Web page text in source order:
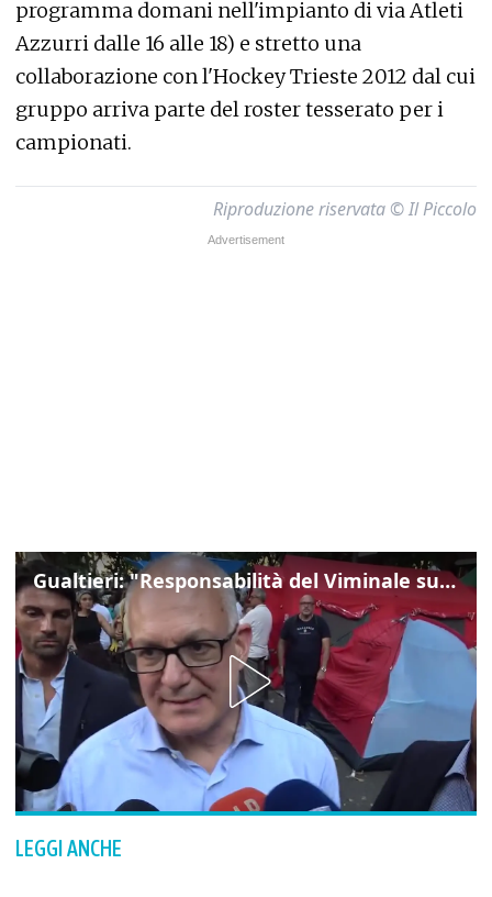
programma domani nell'impianto di via Atleti
Azzurri dalle 16 alle 18) e stretto una
collaborazione con l'Hockey Trieste 2012 dal cui
gruppo arriva parte del roster tesserato per i
campionati.
Riproduzione riservata © Il Piccolo
Gualtieri: "Responsabilità del Viminale su Spin Time? La posizione dei partiti è nota"
LEGGI ANCHE